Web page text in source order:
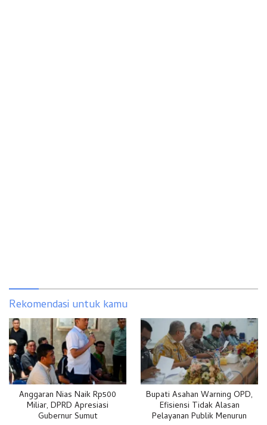
Rekomendasi untuk kamu
Anggaran Nias Naik Rp500
Miliar, DPRD Apresiasi
Gubernur Sumut
Bupati Asahan Warning OPD,
Efisiensi Tidak Alasan
Pelayanan Publik Menurun